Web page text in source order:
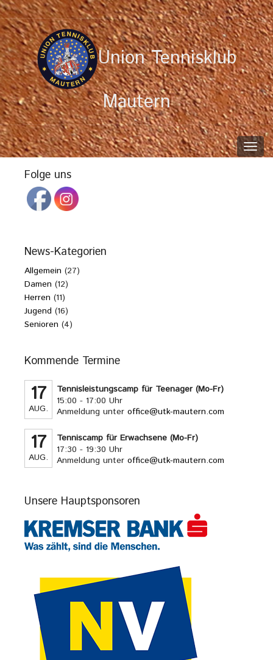
Union Tennisklub
Mautern
Folge uns
News-Kategorien
Allgemein (27)
Damen (12)
Herren (11)
Jugend (16)
Senioren (4)
Kommende Termine
17
AUG.
Tennisleistungscamp für Teenager (Mo-Fr)
15:00 - 17:00 Uhr
Anmeldung unteroffice@utk-mautern.com
17
AUG.
Tenniscamp für Erwachsene (Mo-Fr)
17:30 - 19:30 Uhr
Anmeldung unteroffice@utk-mautern.com
Unsere Hauptsponsoren